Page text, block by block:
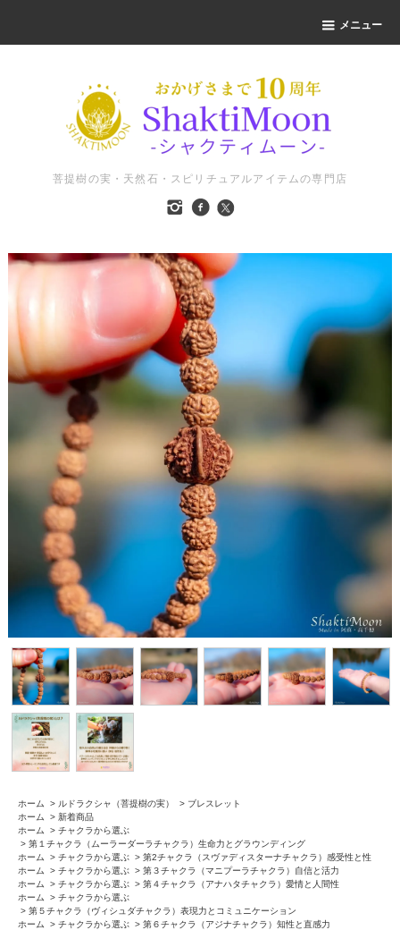
メニュー
菩提樹の実・天然石・スピリチュアルアイテムの専門店
ホーム > ルドラクシャ（菩提樹の実） > ブレスレット
ホーム
> 新着商品
ホーム
> チャクラから選ぶ
> 第１チャクラ（ムーラーダーラチャクラ）生命力とグラウンディング
ホーム
> チャクラから選ぶ > 第2チャクラ（スヴァディスターナチャクラ）感受性と性
ホーム
> チャクラから選ぶ > 第３チャクラ（マニプーラチャクラ）自信と活力
ホーム
> チャクラから選ぶ > 第４チャクラ（アナハタチャクラ）愛情と人間性
ホーム
> チャクラから選ぶ
> 第５チャクラ（ヴィシュダチャクラ）表現力とコミュニケーション
ホーム
> チャクラから選ぶ > 第６チャクラ（アジナチャクラ）知性と直感力